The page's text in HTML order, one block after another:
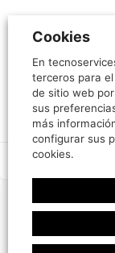
¿Cuántos
llamadas
empresa o
ayuda del Kit
LEER MÁS »
16/01/2025
Cookies
En
terceros para
de sitio web
sus
más
configurar sus
cookies.